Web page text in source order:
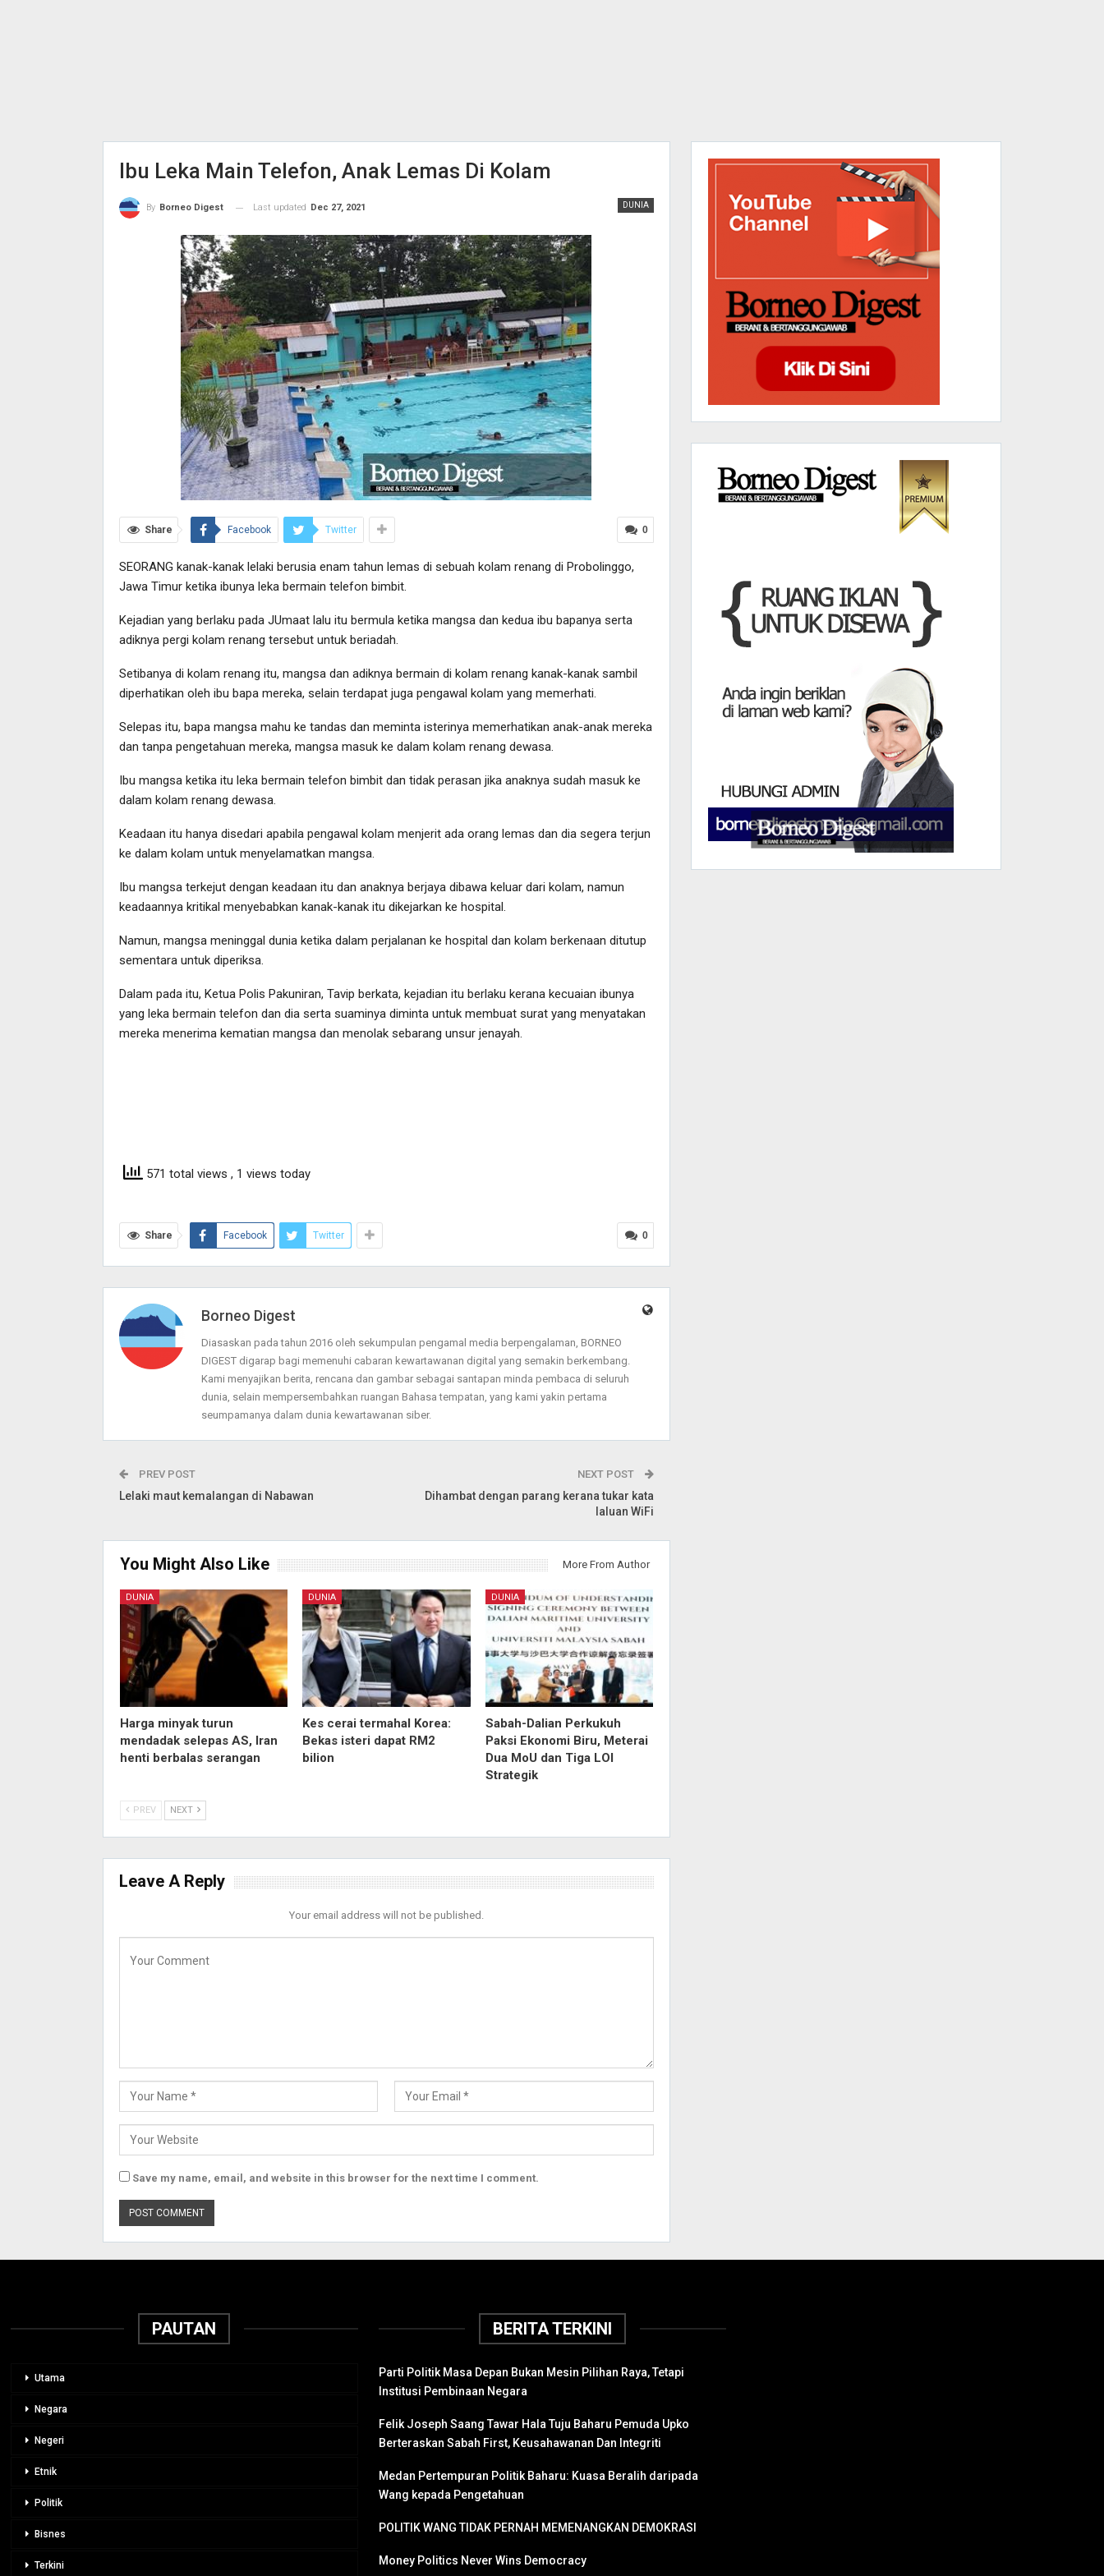
Ibu Leka Main Telefon, Anak Lemas Di Kolam
DUNIA
By Borneo Digest Last updated Dec 27, 2021
0
Share Facebook Twitter
SEORANG kanak-kanak lelaki berusia enam tahun lemas di sebuah kolam renang di Probolinggo,
Jawa Timur ketika ibunya leka bermain telefon bimbit.
Kejadian yang berlaku pada JUmaat lalu itu bermula ketika mangsa dan kedua ibu bapanya serta
adiknya pergi kolam renang tersebut untuk beriadah.
Setibanya di kolam renang itu, mangsa dan adiknya bermain di kolam renang kanak-kanak sambil
diperhatikan oleh ibu bapa mereka, selain terdapat juga pengawal kolam yang memerhati.
Selepas itu, bapa mangsa mahu ke tandas dan meminta isterinya memerhatikan anak-anak mereka
dan tanpa pengetahuan mereka, mangsa masuk ke dalam kolam renang dewasa.
Ibu mangsa ketika itu leka bermain telefon bimbit dan tidak perasan jika anaknya sudah masuk ke
dalam kolam renang dewasa.
Keadaan itu hanya disedari apabila pengawal kolam menjerit ada orang lemas dan dia segera terjun
ke dalam kolam untuk menyelamatkan mangsa.
Ibu mangsa terkejut dengan keadaan itu dan anaknya berjaya dibawa keluar dari kolam, namun
keadaannya kritikal menyebabkan kanak-kanak itu dikejarkan ke hospital.
Namun, mangsa meninggal dunia ketika dalam perjalanan ke hospital dan kolam berkenaan ditutup
sementara untuk diperiksa.
Dalam pada itu, Ketua Polis Pakuniran, Tavip berkata, kejadian itu berlaku kerana kecuaian ibunya
yang leka bermain telefon dan dia serta suaminya diminta untuk membuat surat yang menyatakan
mereka menerima kematian mangsa dan menolak sebarang unsur jenayah.
571 total views , 1 views today
0
Share Facebook Twitter
Borneo Digest
Diasaskan pada tahun 2016 oleh sekumpulan pengamal media berpengalaman, BORNEO
DIGEST digarap bagi memenuhi cabaran kewartawanan digital yang semakin berkembang.
Kami menyajikan berita, rencana dan gambar sebagai santapan minda pembaca di seluruh
dunia, selain mempersembahkan ruangan Bahasa tempatan, yang kami yakin pertama
seumpamanya dalam dunia kewartawanan siber.
PREV POST
Lelaki maut kemalangan di Nabawan
NEXT POST
Dihambat dengan parang kerana tukar kata
laluan WiFi
You Might Also Like More From Author
DUNIA
Harga minyak turun
mendadak selepas AS, Iran
henti berbalas serangan
DUNIA
Kes cerai termahal Korea:
Bekas isteri dapat RM2
bilion
DUNIA
Sabah-Dalian Perkukuh
Paksi Ekonomi Biru, Meterai
Dua MoU dan Tiga LOI
Strategik
PREV NEXT
Leave A Reply
Your email address will not be published.
Save my name, email, and website in this browser for the next time I comment.
PAUTAN
Utama
Negara
Negeri
Etnik
Politik
Bisnes
Terkini
BERITA TERKINI
Parti Politik Masa Depan Bukan Mesin Pilihan Raya, Tetapi
Institusi Pembinaan Negara
Felik Joseph Saang Tawar Hala Tuju Baharu Pemuda Upko
Berteraskan Sabah First, Keusahawanan Dan Integriti
Medan Pertempuran Politik Baharu: Kuasa Beralih daripada
Wang kepada Pengetahuan
POLITIK WANG TIDAK PERNAH MEMENANGKAN DEMOKRASI
Money Politics Never Wins Democracy